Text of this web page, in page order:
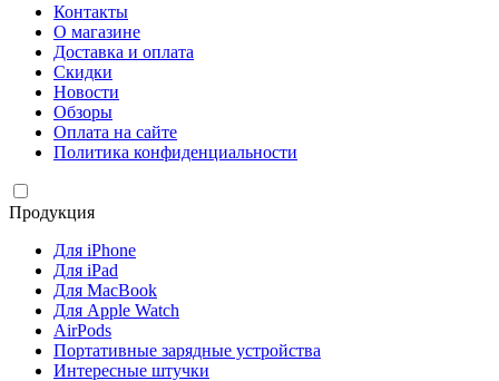
Контакты
О магазине
Доставка и оплата
Скидки
Новости
Обзоры
Оплата на сайте
Политика конфиденциальности
Продукция
Для iPhone
Для iPad
Для MacBook
Для Apple Watch
AirPods
Портативные зарядные устройства
Интересные штучки